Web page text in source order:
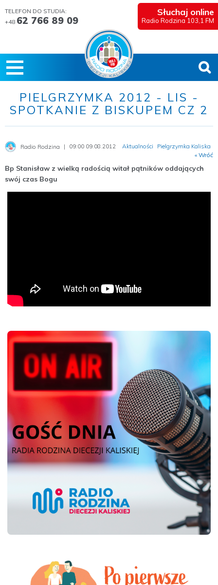
TELEFON DO STUDIA:
+48 62 766 89 09
Słuchaj online
Radio Rodzina 103,1 FM
PIELGRZYMKA 2012 - LIS -
SPOTKANIE Z BISKUPEM CZ 2
Radio Rodzina 09:00 09.08.2012 Aktualności
Pielgrzymka Kaliska
« Wróć
Bp Stanisław z wielką radością witał pątników oddających
swój czas Bogu